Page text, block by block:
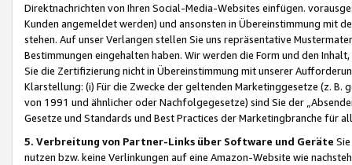
Direktnachrichten von Ihren Social-Media-Websites einfügen.
Kunden angemeldet werden) und ansonsten in Übereinstimmung mit
stehen. Auf unser Verlangen stellen Sie uns repräsentative
Bestimmungen eingehalten haben. Wir werden die Form und den
Sie die Zertifizierung nicht in Übereinstimmung mit unserer
Klarstellung: (i) Für die Zwecke der geltenden Marketinggesetze (z. B.
von 1991 und ähnlicher oder Nachfolgegesetze) sind Sie der
Gesetze und Standards und Best Practices der Marketingbranche für
5. Verbreitung von Partner-Links über Software und Geräte
nutzen bzw. keine Verlinkungen auf eine Amazon-Website wie